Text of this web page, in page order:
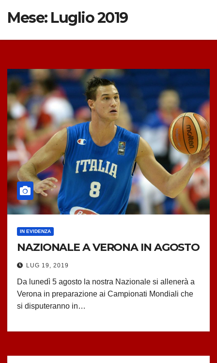
Mese: Luglio 2019
IN EVIDENZA
NAZIONALE A VERONA IN AGOSTO
LUG 19, 2019
Da lunedì 5 agosto la nostra Nazionale si allenerà a
Verona in preparazione ai Campionati Mondiali che
si disputeranno in…